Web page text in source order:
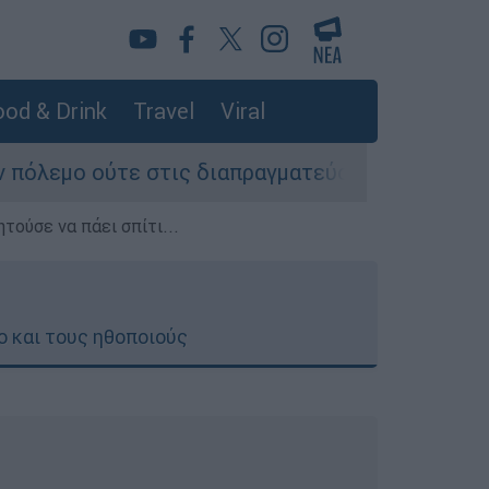
& Drink Travel Viral
στις διαπραγματεύσεις» - Οι έξι όροι
να πάει σπίτι...
και τους ηθοποιούς